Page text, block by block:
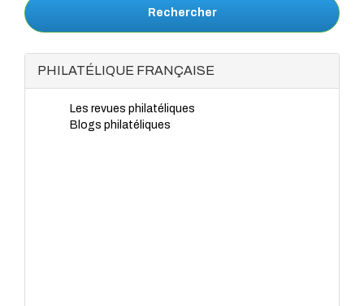
Rechercher
PHILATÉLIQUE FRANÇAISE
Les revues philatéliques
Blogs philatéliques